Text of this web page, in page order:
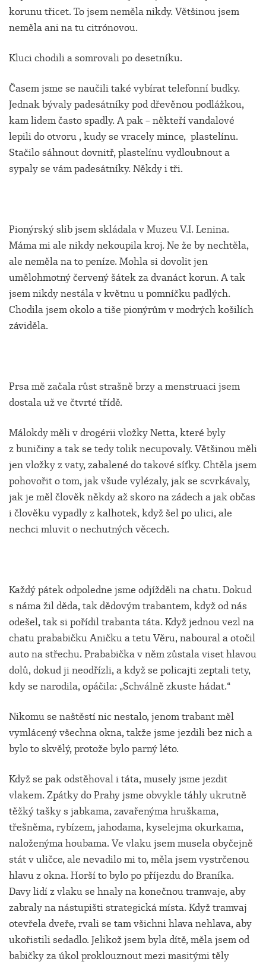
korunu třicet. To jsem neměla nikdy. Většinou jsem
neměla ani na tu citrónovou.
Kluci chodili a somrovali po desetníku.
Časem jsme se naučili také vybírat telefonní budky.
Jednak bývaly padesátníky pod dřevěnou podlážkou,
kam lidem často spadly. A pak – někteří vandalové
lepili do otvoru , kudy se vracely mince, plastelínu.
Stačilo sáhnout dovnitř, plastelínu vydloubnout a
sypaly se vám padesátníky. Někdy i tři.
Pionýrský slib jsem skládala v Muzeu V.I. Lenina.
Máma mi ale nikdy nekoupila kroj. Ne že by nechtěla,
ale neměla na to peníze. Mohla si dovolit jen
umělohmotný červený šátek za dvanáct korun. A tak
jsem nikdy nestála v květnu u pomníčku padlých.
Chodila jsem okolo a tiše pionýrům v modrých košilích
záviděla.
Prsa mě začala růst strašně brzy a menstruaci jsem
dostala už ve čtvrté třídě.
Málokdy měli v drogérii vložky Netta, které byly
z buničiny a tak se tedy tolik necupovaly. Většinou měli
jen vložky z vaty, zabalené do takové síťky. Chtěla jsem
pohovořit o tom, jak všude vylézaly, jak se scvrkávaly,
jak je měl člověk někdy až skoro na zádech a jak občas
i člověku vypadly z kalhotek, když šel po ulici, ale
nechci mluvit o nechutných věcech.
Každý pátek odpoledne jsme odjížděli na chatu. Dokud
s náma žil děda, tak dědovým trabantem, když od nás
odešel, tak si pořídil trabanta táta. Když jednou vezl na
chatu prababičku Aničku a tetu Věru, naboural a otočil
auto na střechu. Prababička v něm zůstala viset hlavou
dolů, dokud ji neodřízli, a když se policajti zeptali tety,
kdy se narodila, opáčila: „Schválně zkuste hádat.“
Nikomu se naštěstí nic nestalo, jenom trabant měl
vymlácený všechna okna, takže jsme jezdili bez nich a
bylo to skvělý, protože bylo parný léto.
Když se pak odstěhoval i táta, musely jsme jezdit
vlakem. Zpátky do Prahy jsme obvykle táhly ukrutně
těžký tašky s jabkama, zavařenýma hruškama,
třešněma, rybízem, jahodama, kyselejma okurkama,
naloženýma houbama. Ve vlaku jsem musela obyčejně
stát v uličce, ale nevadilo mi to, měla jsem vystrčenou
hlavu z okna. Horší to bylo po příjezdu do Braníka.
Davy lidí z vlaku se hnaly na konečnou tramvaje, aby
zabraly na nástupišti strategická místa. Když tramvaj
otevřela dveře, rvali se tam všichni hlava nehlava, aby
ukořistili sedadlo. Jelikož jsem byla dítě, měla jsem od
babičky za úkol proklouznout mezi masitými těly